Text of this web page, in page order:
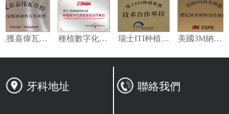
牙科地址 聯絡我們